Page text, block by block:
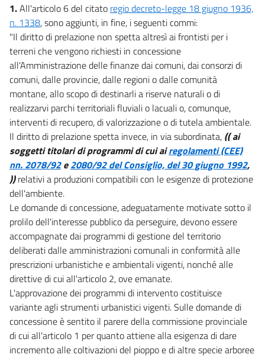
1.All'articolo 6 del citato regio decreto-legge 18 giugno 1936,
n. 1338, sono aggiunti, in fine, i seguenti commi:
"Il diritto di prelazione non spetta altresì ai frontisti per i
terreni che vengono richiesti in concessione
all'Amministrazione delle finanze dai comuni, dai consorzi di
comuni, dalle provincie, dalle regioni o dalle comunità
montane, allo scopo di destinarli a riserve naturali o di
realizzarvi parchi territoriali fluviali o lacuali o, comunque,
interventi di recupero, di valorizzazione o di tutela ambientale.
Il diritto di prelazione spetta invece, in via subordinata, (( ai
soggetti titolari di programmi di cui airegolamenti (CEE)
nn. 2078/92e2080/92 del Consiglio, del 30 giugno 1992,
))relativi a produzioni compatibili con le esigenze di protezione
dell'ambiente.
Le domande di concessione, adeguatamente motivate sotto il
prolilo dell'interesse pubblico da perseguire, devono essere
accompagnate dai programmi di gestione del territorio
deliberati dalle amministrazioni comunali in conformità alle
prescrizioni urbanistiche e ambientali vigenti, nonché alle
direttive di cui all'articolo 2, ove emanate.
L'approvazione dei programmi di intervento costituisce
variante agli strumenti urbanistici vigenti. Sulle domande di
concessione è sentito il parere della commissione provinciale
di cui all'articolo 1 per quanto attiene alla esigenza di dare
incremento alle coltivazioni del pioppo e di altre specie arboree